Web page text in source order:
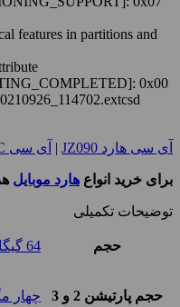
features in partitions and
0x00
آی سی هارد JZ090 آی سی EMMC
برای خرید انواع هارد موبایل
توضیحات تکمیلی
حجم 64 گیگابایت
حجم پارتیشن 2 و 3 چهار